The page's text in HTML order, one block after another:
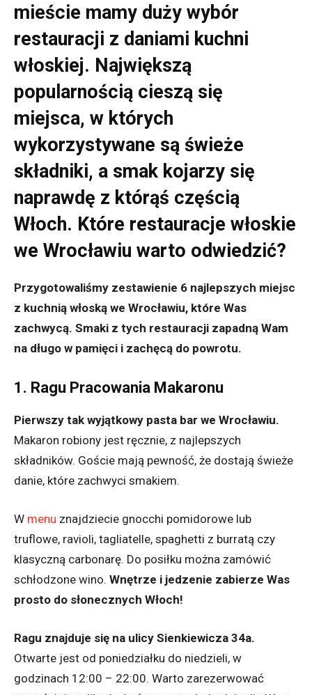
mieście mamy duży wybór
restauracji z daniami kuchni
włoskiej. Największą
popularnością cieszą się
miejsca, w których
wykorzystywane są świeże
składniki, a smak kojarzy się
naprawdę z którąś częścią
Włoch. Które restauracje włoskie
we Wrocławiu warto odwiedzić?
Przygotowaliśmy zestawienie 6 najlepszych miejsc
z kuchnią włoską we Wrocławiu, które Was
zachwycą. Smaki z tych restauracji zapadną Wam
na długo w pamięci i zachęcą do powrotu.
1. Ragu Pracowania Makaronu
Pierwszy tak wyjątkowy pasta bar we Wrocławiu.
Makaron robiony jest ręcznie, z najlepszych
składników. Goście mają pewność, że dostają świeże
danie, które zachwyci smakiem.
W menu znajdziecie gnocchi pomidorowe lub
truflowe, ravioli, tagliatelle, spaghetti z burratą czy
klasyczną carbonarę. Do posiłku można zamówić
schłodzone wino. Wnętrze i jedzenie zabierze Was
prosto do słonecznych Włoch!
Ragu znajduje się na ulicy Sienkiewicza 34a.
Otwarte jest od poniedziałku do niedzieli, w
godzinach 12:00 – 22:00. Warto zarezerwować